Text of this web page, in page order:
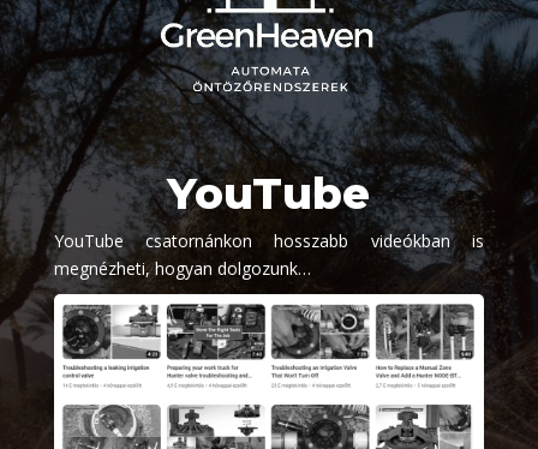
YouTube
YouTube csatornánkon hosszabb videókban is
megnézheti, hogyan dolgozunk…